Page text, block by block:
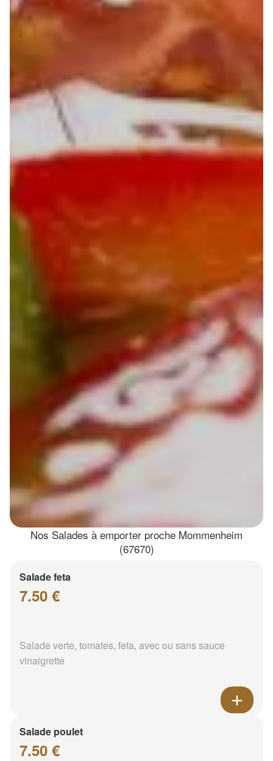
Nos Salades à emporter proche Mommenheim
(67670)
Salade feta
7.50 €
Salade verte, tomates, feta, avec ou sans sauce
vinaigrette
Salade poulet
7.50 €